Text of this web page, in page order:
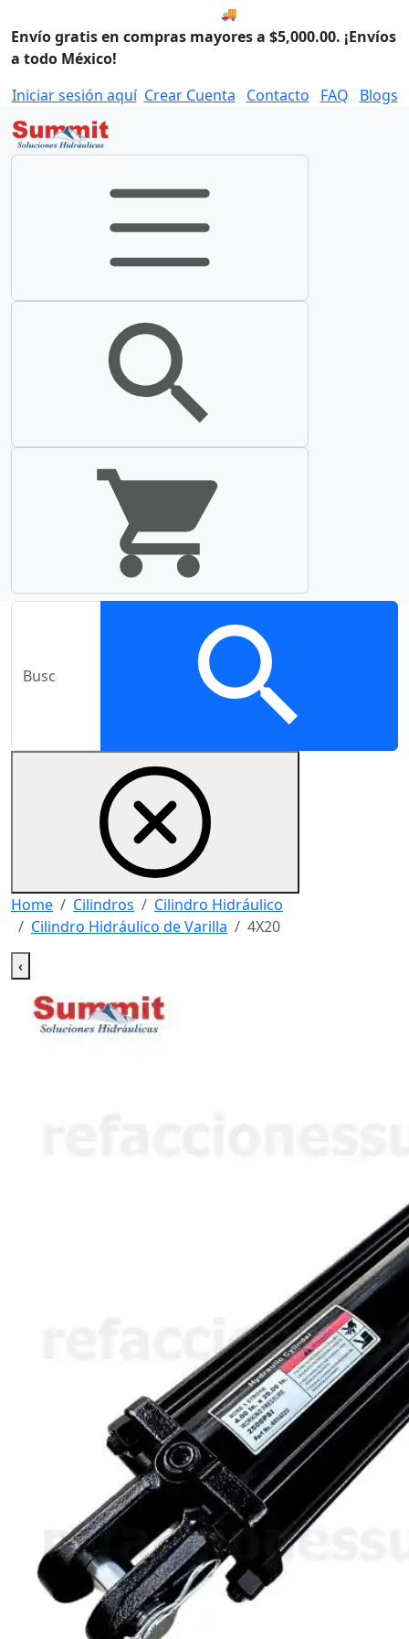
🚚 Envío el Lunes, 10 de
Envío gratis en compras mayores a $5,000.00. ¡Envíos
a todo México!
Iniciar sesión aquí Crear Cuenta Contacto FAQ Blogs
Home Cilindros
Cilindro Hidráulico
Cilindro Hidráulico de Varilla
4X20
‹